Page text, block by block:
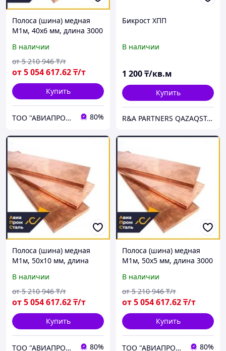
Полоса (шина) медная
М1м, 40х6 мм, длина 3000
В наличии
от5 054 617.62₸/т
от 5 210 946 ₸/т
Купить
ТОО "АВИАПРОМСТАЛЬ" 80%
Бикрост ХПП
В наличии
1 200₸/кв.м
Купить
R&A PARTNERS QAZAQSTAN
Полоса (шина) медная
М1м, 50х10 мм, длина
В наличии
от5 054 617.62₸/т
от 5 210 946 ₸/т
Купить
ТОО "АВИАПРОМСТАЛЬ" 80%
Полоса (шина) медная
М1м, 50х5 мм, длина 3000
В наличии
от5 054 617.62₸/т
от 5 210 946 ₸/т
Купить
ТОО "АВИАПРОМСТАЛЬ" 80%